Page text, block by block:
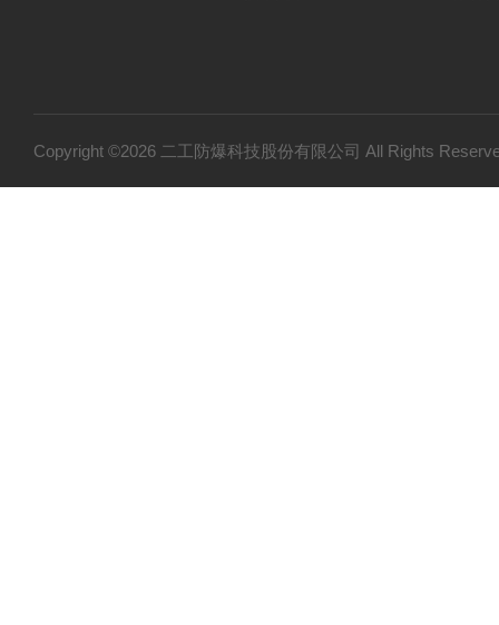
Copyright ©2026 二工防爆科技股份有限公司 All Rights